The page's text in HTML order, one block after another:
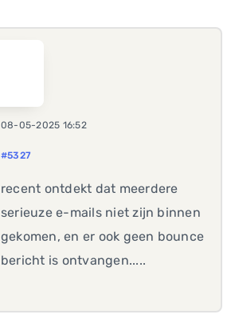
08-05-2025 16:52
#5327
recent ontdekt dat meerdere
serieuze e-mails niet zijn binnen
gekomen, en er ook geen bounce
bericht is ontvangen.....